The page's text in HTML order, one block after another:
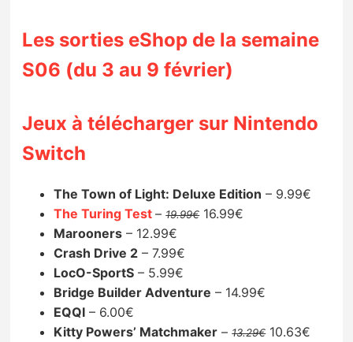
Sorties de jeux
Bons plans
Guides
Les sorties eShop de la semaine
S06 (du 3 au 9 février)
Jeux à télécharger sur Nintendo
Switch
The Town of Light: Deluxe Edition – 9.99€
The Turing Test–19.99€16.99€
Marooners – 12.99€
Crash Drive 2 – 7.99€
LocO-SportS – 5.99€
Bridge Builder Adventure – 14.99€
EQQI – 6.00€
Kitty Powers’ Matchmaker –13.29€10.63€